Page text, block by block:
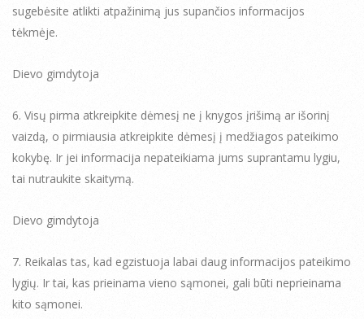
sugebėsite atlikti atpažinimą jus supančios informacijos
tėkmėje.
Dievo gimdytoja
6. Visų pirma atkreipkite dėmesį ne į knygos įrišimą ar išorinį
vaizdą, o pirmiausia atkreipkite dėmesį į medžiagos pateikimo
kokybę. Ir jei informacija nepateikiama jums suprantamu lygiu,
tai nutraukite skaitymą.
Dievo gimdytoja
7. Reikalas tas, kad egzistuoja labai daug informacijos pateikimo
lygių. Ir tai, kas prieinama vieno sąmonei, gali būti neprieinama
kito sąmonei.